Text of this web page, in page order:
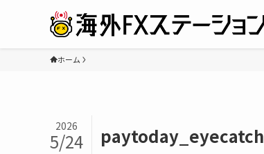
ホーム
paytoday_eyecatch
2026
5/24